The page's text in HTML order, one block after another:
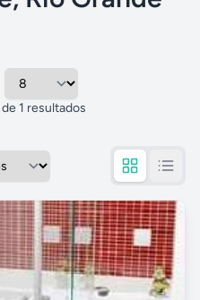
de 1 resultados